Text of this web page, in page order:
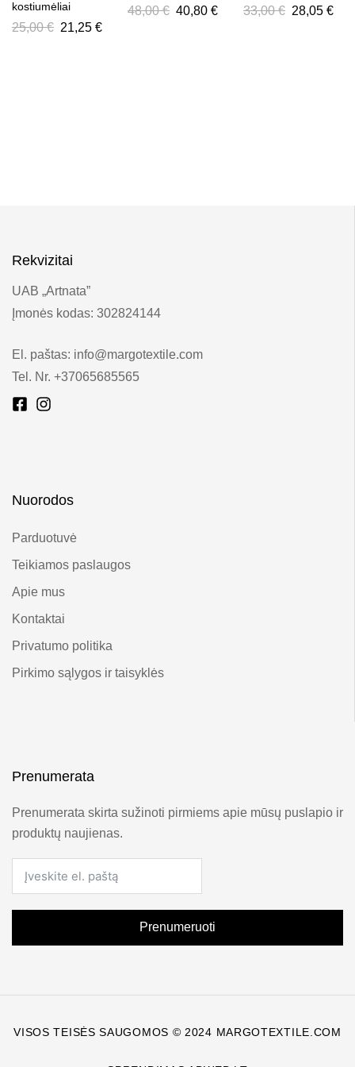
kostiumėliai
25,00€ 21,25 €
48,00€ 40,80 € 33,00€ 28,05 €
Rekvizitai
UAB „Artnata”
Įmonės kodas: 302824144
El. paštas: info@margotextile.com
Tel. Nr. +37065685565
Nuorodos
Parduotuvė
Teikiamos paslaugos
Apie mus
Kontaktai
Privatumo politika
Pirkimo sąlygos ir taisyklės
Prenumerata
Prenumerata skirta sužinoti pirmiems apie mūsų puslapio ir
produktų naujienas.
Prenumeruoti
VISOS TEISĖS SAUGOMOS © 2024 MARGOTEXTILE.COM